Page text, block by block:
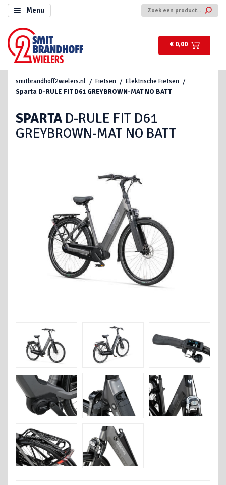
Menu
€ 0,00
smitbrandhoff2wielers.nl Fietsen
Elektrische Fietsen
Sparta D-RULE FIT D61 GREYBROWN-MAT NO BATT
SPARTA D-RULE FIT D61
GREYBROWN-MAT NO BATT